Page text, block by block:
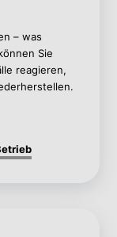
– was
Sie
reagieren,